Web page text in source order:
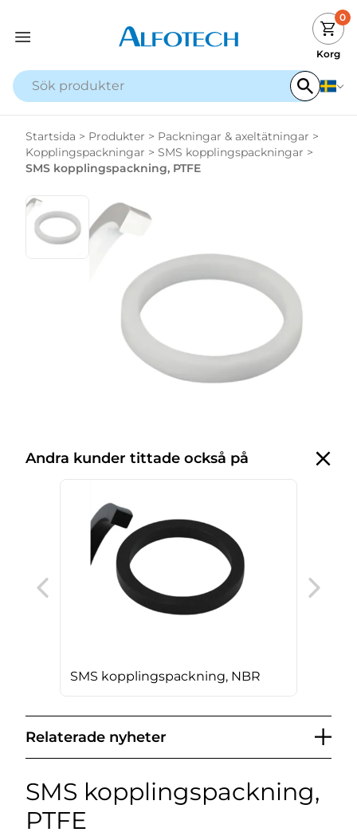
0
Korg
Startsida > Produkter > Packningar & axeltätningar >
Kopplingspackningar > SMS kopplingspackningar >
SMS kopplingspackning, PTFE
Andra kunder tittade också på
SMS kopplingspackning, NBR
Relaterade nyheter
SMS kopplingspackning,
PTFE